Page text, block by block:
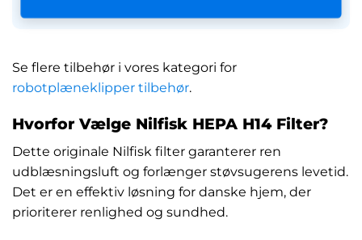
Se flere tilbehør i vores kategori for
robotplæneklipper tilbehør.
Hvorfor Vælge Nilfisk HEPA H14 Filter?
Dette originale Nilfisk filter garanterer ren
udblæsningsluft og forlænger støvsugerens levetid.
Det er en effektiv løsning for danske hjem, der
prioriterer renlighed og sundhed.